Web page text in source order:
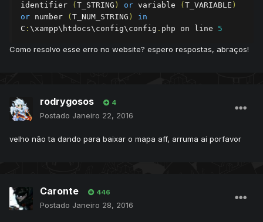
identifier
( T_STRING ) or variable ( T_VARIABLE )
or number ( T_NUM_STRING )
in
C : \xampp\htdocs\config\config . php on line 5
Como resolvo esse erro no website? espero respostas, abraços!
rodrygosos 4
Postado Janeiro 22, 2016
velho não ta dando para baixar o mapa aff, arruma ai porfavor
Caronte 446
Postado Janeiro 28, 2016